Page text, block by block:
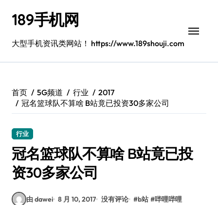
189手机网
大型手机资讯类网站！ https://www.189shouji.com
首页 5G频道 行业
2017
冠名篮球队不算啥 B站竟已投资30多家公司
行业
冠名篮球队不算啥 B站竟已投
资30多家公司
由 dawei 8 月 10, 2017 没有评论 #b站 #哔哩哔哩